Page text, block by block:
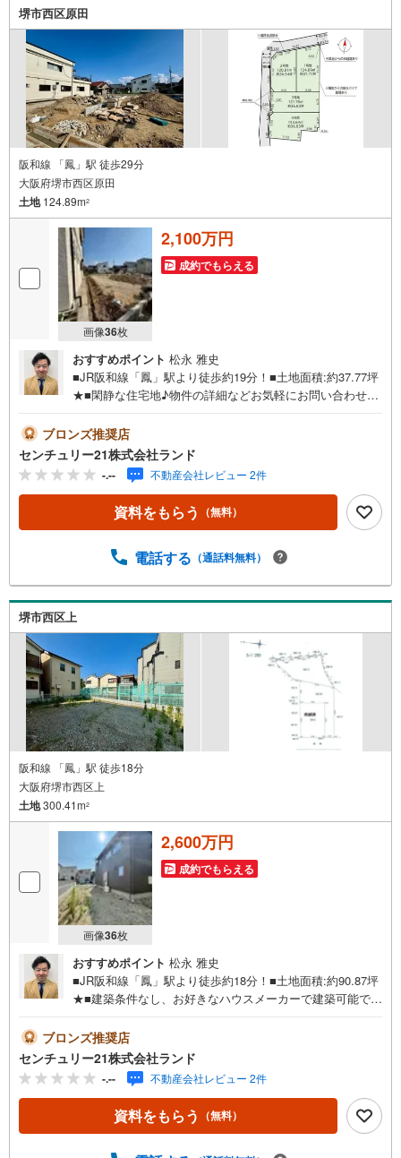
堺市西区原田
阪和線 「鳳」駅 徒歩29分
大阪府堺市西区原田
土地124.89m2
画像36枚
2,100万円
成約でもらえる
おすすめポイント 松永 雅史
■JR阪和線「鳳」駅より徒歩約19分！■土地面積:約37.77坪
★■閑静な住宅地♪物件の詳細などお気軽にお問い合わせく
ー21ランド北花田本店は・・・ お客様のニーズに寄り添
い、大切なお住まいのご購入に最後まで伴走いたします！●
リフォームのご相談も承っております。●購入・売却・ロー
ンのご相談・・・なんでもお気軽にご相談くださいませ！
〇大阪メトロ御堂筋線「北花田」駅より徒歩約10分！○JR
阪和線「浅香」駅より徒歩約8分！〇営業時間:10:00～20:0
だけますと、スムーズにご案内が可能です。ご連絡お待ち
ブロンズ推奨店
センチュリー21株式会社ランド
-.-- 不動産会社レビュー 2件
資料をもらう （無料）
電話する （通話料無料）
堺市西区上
阪和線 「鳳」駅 徒歩18分
大阪府堺市西区上
土地300.41m2
画像36枚
2,600万円
成約でもらえる
おすすめポイント 松永 雅史
■JR阪和線「鳳」駅より徒歩約18分！■土地面積:約90.87坪
★■建築条件なし、お好きなハウスメーカーで建築可能です
チュリー21ランドについて＞●センチュリー21ランド北花
田本店は・・・ お客様のニーズに寄り添い、大切なお住
まいのご購入に最後まで伴走いたします！●リフォームのご
相談も承っております。●購入・売却・ローンのご相
談・・・なんでもお気軽にご相談くださいませ！〇大阪メ
トロ御堂筋線「北花田」駅より徒歩約10分！○JR阪和線
ブロンズ推奨店
センチュリー21株式会社ランド
-.-- 不動産会社レビュー 2件
資料をもらう （無料）